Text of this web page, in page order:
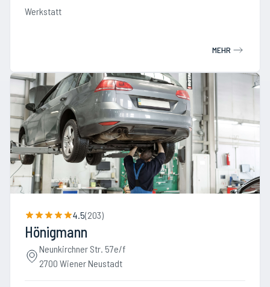
Werkstatt
MEHR
4.5(203)
Hönigmann
Neunkirchner Str. 57e/f
2700 Wiener Neustadt